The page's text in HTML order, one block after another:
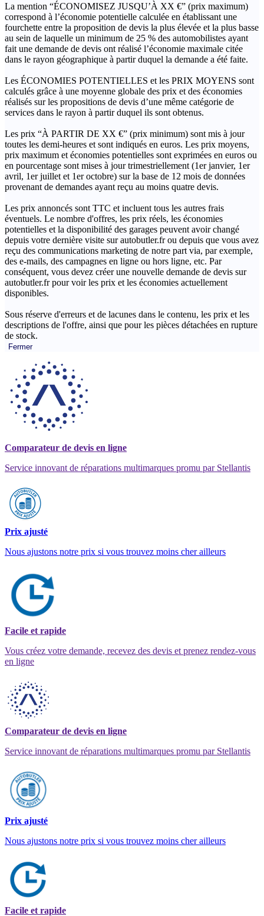
La mention “ÉCONOMISEZ JUSQU’À XX €” (prix maximum)
correspond à l’économie potentielle calculée en établissant une
fourchette entre la proposition de devis la plus élevée et la plus basse
au sein de laquelle un minimum de 25 % des automobilistes ayant
fait une demande de devis ont réalisé l’économie maximale citée
dans le rayon géographique à partir duquel la demande a été faite.
Les ÉCONOMIES POTENTIELLES et les PRIX MOYENS sont
calculés grâce à une moyenne globale des prix et des économies
réalisés sur les propositions de devis d’une même catégorie de
services dans le rayon à partir duquel ils sont obtenus.
Les prix “À PARTIR DE XX €” (prix minimum) sont mis à jour
toutes les demi-heures et sont indiqués en euros. Les prix moyens,
prix maximum et économies potentielles sont exprimées en euros ou
en pourcentage sont mises à jour trimestriellement (1er janvier, 1er
avril, 1er juillet et 1er octobre) sur la base de 12 mois de données
provenant de demandes ayant reçu au moins quatre devis.
Les prix annoncés sont TTC et incluent tous les autres frais
éventuels. Le nombre d'offres, les prix réels, les économies
potentielles et la disponibilité des garages peuvent avoir changé
depuis votre dernière visite sur autobutler.fr ou depuis que vous avez
reçu des communications marketing de notre part via, par exemple,
des e-mails, des campagnes en ligne ou hors ligne, etc. Par
conséquent, vous devez créer une nouvelle demande de devis sur
autobutler.fr pour voir les prix et les économies actuellement
disponibles.
Sous réserve d'erreurs et de lacunes dans le contenu, les prix et les
descriptions de l'offre, ainsi que pour les pièces détachées en rupture
de stock.
Fermer
Comparateur de devis en ligne
Service innovant de réparations multimarques promu par Stellantis
Prix ajusté
Nous ajustons notre prix si vous trouvez moins cher ailleurs
Facile et rapide
Vous créez votre demande, recevez des devis et prenez rendez-vous
en ligne
Comparateur de devis en ligne
Service innovant de réparations multimarques promu par Stellantis
Prix ajusté
Nous ajustons notre prix si vous trouvez moins cher ailleurs
Facile et rapide